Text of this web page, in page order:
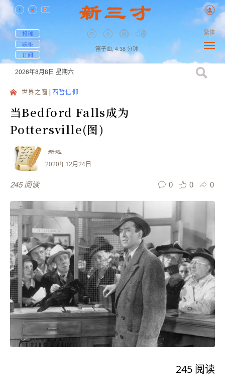
投稿
联系
订阅
笛子曲, 4:38 分钟
繁体
2026年8月8日 星期六
世界之窗 西哲信仰
当Bedford Falls成为
Pottersville(图)
新远
2020年12月24日
245 阅读 0 0 0
245 阅读